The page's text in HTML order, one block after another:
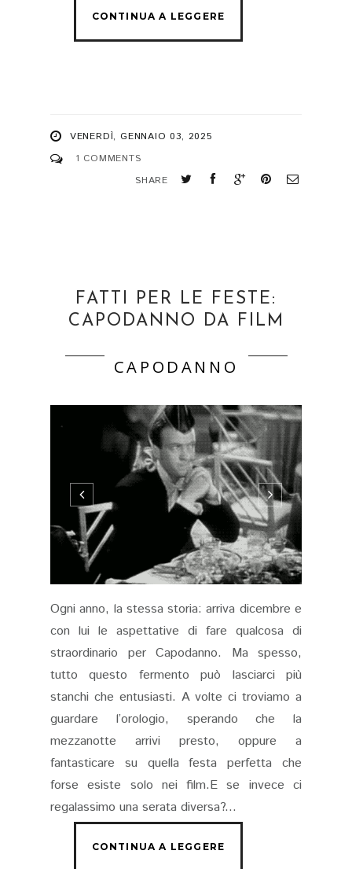
VENERDÌ, GENNAIO 03, 2025
1 COMMENTS
SHARE
FATTI PER LE FESTE:
CAPODANNO DA FILM
CAPODANNO
Ogni anno, la stessa storia: arriva dicembre e
con lui le aspettative di fare qualcosa di
straordinario per Capodanno. Ma spesso,
tutto questo fermento può lasciarci più
stanchi che entusiasti. A volte ci troviamo a
guardare l’orologio, sperando che la
mezzanotte arrivi presto, oppure a
fantasticare su quella festa perfetta che
forse esiste solo nei film.E se invece ci
regalassimo una serata diversa?...